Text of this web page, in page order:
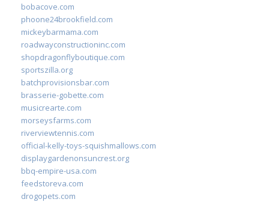
bobacove.com
phoone24brookfield.com
mickeybarmama.com
roadwayconstructioninc.com
shopdragonflyboutique.com
sportszilla.org
batchprovisionsbar.com
brasserie-gobette.com
musicrearte.com
morseysfarms.com
riverviewtennis.com
official-kelly-toys-squishmallows.com
displaygardenonsuncrest.org
bbq-empire-usa.com
feedstoreva.com
drogopets.com